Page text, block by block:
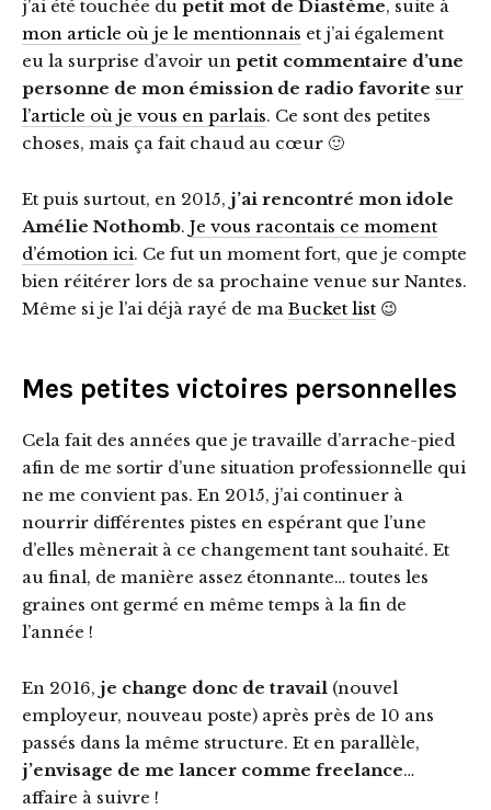
j’ai été touchée du petit mot de Diastème, suite à
mon article où je le mentionnais et j’ai également
eu la surprise d’avoir un petit commentaire d’une
personne de mon émission de radio favorite sur
l’article où je vous en parlais. Ce sont des petites
choses, mais ça fait chaud au cœur 🙂
Et puis surtout, en 2015, j’ai rencontré mon idole
Amélie Nothomb. Je vous racontais ce moment
d’émotion ici. Ce fut un moment fort, que je compte
bien réitérer lors de sa prochaine venue sur Nantes.
Même si je l’ai déjà rayé de ma Bucket list 😉
Mes petites victoires personnelles
Cela fait des années que je travaille d’arrache-pied
afin de me sortir d’une situation professionnelle qui
ne me convient pas. En 2015, j’ai continuer à
nourrir différentes pistes en espérant que l’une
d’elles mènerait à ce changement tant souhaité. Et
au final, de manière assez étonnante… toutes les
graines ont germé en même temps à la fin de
l’année !
En 2016, je change donc de travail (nouvel
employeur, nouveau poste) après près de 10 ans
passés dans la même structure. Et en parallèle,
j’envisage de me lancer comme freelance…
affaire à suivre !